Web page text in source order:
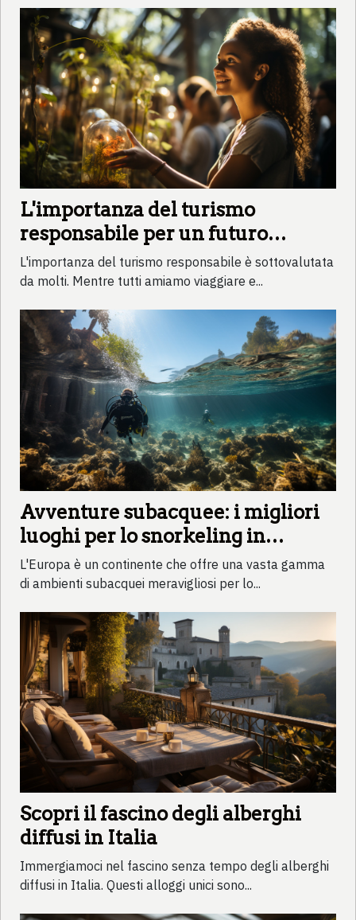
L'importanza del turismo
responsabile per un futuro
sostenibile
L'importanza del turismo responsabile è sottovalutata
da molti. Mentre tutti amiamo viaggiare e...
Avventure subacquee: i migliori
luoghi per lo snorkeling in
Europa
L'Europa è un continente che offre una vasta gamma
di ambienti subacquei meravigliosi per lo...
Scopri il fascino degli alberghi
diffusi in Italia
Immergiamoci nel fascino senza tempo degli alberghi
diffusi in Italia. Questi alloggi unici sono...